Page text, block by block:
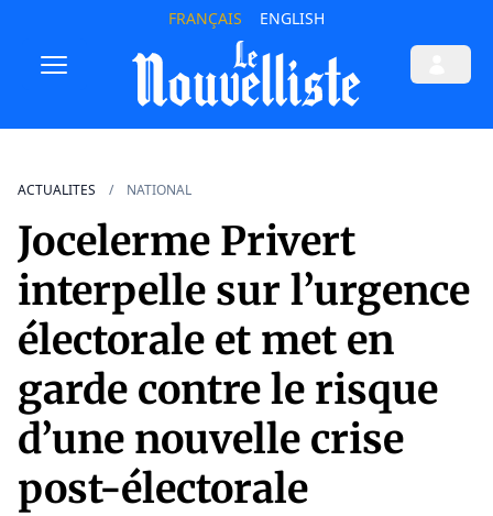
FRANÇAIS ENGLISH
ACTUALITES NATIONAL
Jocelerme Privert
interpelle sur l’urgence
électorale et met en
garde contre le risque
d’une nouvelle crise
post-électorale